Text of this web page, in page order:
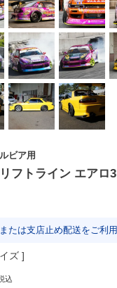
ビア用
フトライン エアロ
たは支店止め配送をご利
ズ
込